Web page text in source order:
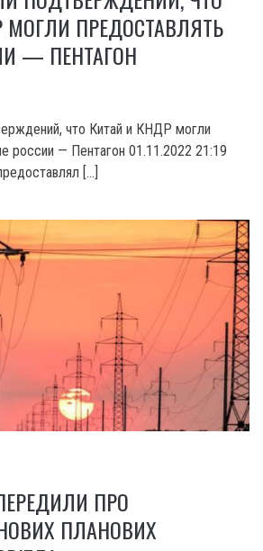
ПРЕДОСТАВЛЯТЬ
— ПЕНТАГОН
что Китай и КНДР могли
россии — Пентагон 01.11.2022 21:19
[…]
ПРО
ПЛАНОВИХ